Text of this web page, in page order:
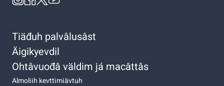
Tiäđuh palvâlusâst
Äigikyevdil
Ohtâvuođâ väldim já macâttâs
Almoliih kevttimiävtuh